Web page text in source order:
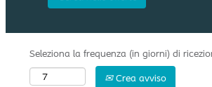
Seleziona la frequenza (in giorni) di
Crea avviso